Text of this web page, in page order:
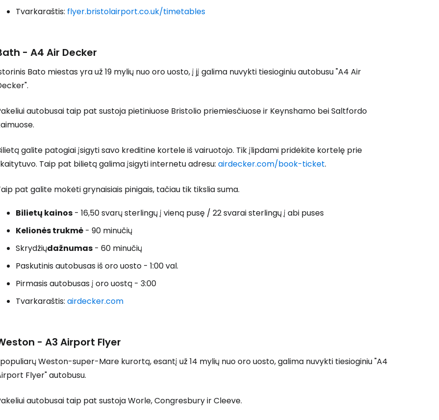
Tvarkaraštis: flyer.bristolairport.co.uk/timetables
- A4 Air Decker
Bato miestas yra už 19 mylių nuo oro uosto, į jį galima nuvykti tiesioginiu autobusu "A4 Air
autobusai taip pat sustoja pietiniuose Bristolio priemiesčiuose ir Keynshamo bei Saltfordo
galite patogiai įsigyti savo kreditine kortele iš vairuotojo. Tik įlipdami pridėkite kortelę prie
Taip pat bilietą galima įsigyti internetu adresu: airdecker.com/book-ticket.
pat galite mokėti grynaisiais pinigais, tačiau tik tikslia suma.
Bilietų kainos - 16,50 svarų sterlingų į vieną pusę / 22 svarai sterlingų į abi puses
Kelionės trukmė - 90 minučių
Skrydžiųdažnumas - 60 minučių
Paskutinis autobusas iš oro uosto - 1:00 val.
Pirmasis autobusas į oro uostą - 3:00
Tvarkaraštis: airdecker.com
- A3 Airport Flyer
Weston-super-Mare kurortą, esantį už 14 mylių nuo oro uosto, galima nuvykti tiesioginiu "A4
Flyer" autobusu.
autobusai taip pat sustoja Worle, Congresbury ir Cleeve.